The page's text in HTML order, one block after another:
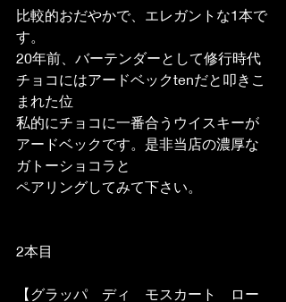
比較的おだやかで、エレガントな1本で
す。
20年前、バーテンダーとして修行時代
チョコにはアードベックtenだと叩きこ
まれた位
私的にチョコに一番合うウイスキーが
アードベックです。是非当店の濃厚な
ガトーショコラと
ペアリングしてみて下さい。
2本目
【グラッパ　ディ　モスカート　ロー